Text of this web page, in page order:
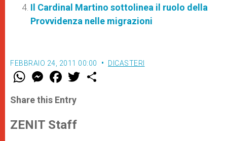
Il Cardinal Martino sottolinea il ruolo della
Provvidenza nelle migrazioni
FEBBRAIO 24, 2011 00:00 DICASTERI
W
t
s
p
p
M
e
s
e
g
e
F
a
e
b
o
k
w
Share this Entry
ZENIT Staff